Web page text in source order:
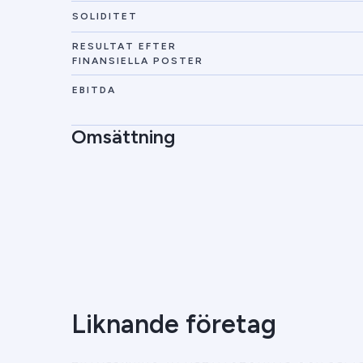
SOLIDITET
RESULTAT EFTER
FINANSIELLA POSTER
EBITDA
Omsättning
Liknande företag